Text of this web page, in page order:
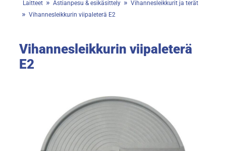
Laitteet » Astianpesu & esikäsittely » Vihannesleikkurit ja terät
» Vihannesleikkurin viipaleterä E2
Vihannesleikkurin viipaleterä
E2